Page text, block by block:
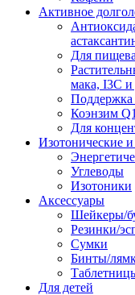
Активное
Для
мака, I3C и
Поддержка
Коэнзим
Для
Изотонические
Углеводы
Изотоники
Аксессуары
Шейкеры/
Резинки/
Сумки
Бинты/
Для детей